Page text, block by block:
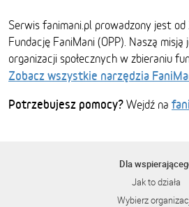
Serwis fanimani.pl prowadzony jest
Fundację FaniMani (OPP). Naszą
organizacji społecznych w zbieraniu
Zobacz wszystkie narzędzia
Potrzebujesz pomocy? Wejdź na
Dla
Jak to działa
Wybierz